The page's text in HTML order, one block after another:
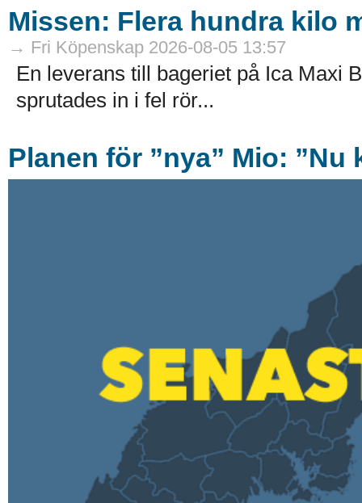
Missen: Flera hundra kilo
→ Fri Köpenskap 2026-08-05 13:57
En leverans till bageriet på Ica Maxi
sprutades in i fel rör...
Planen för ”nya” Mio: